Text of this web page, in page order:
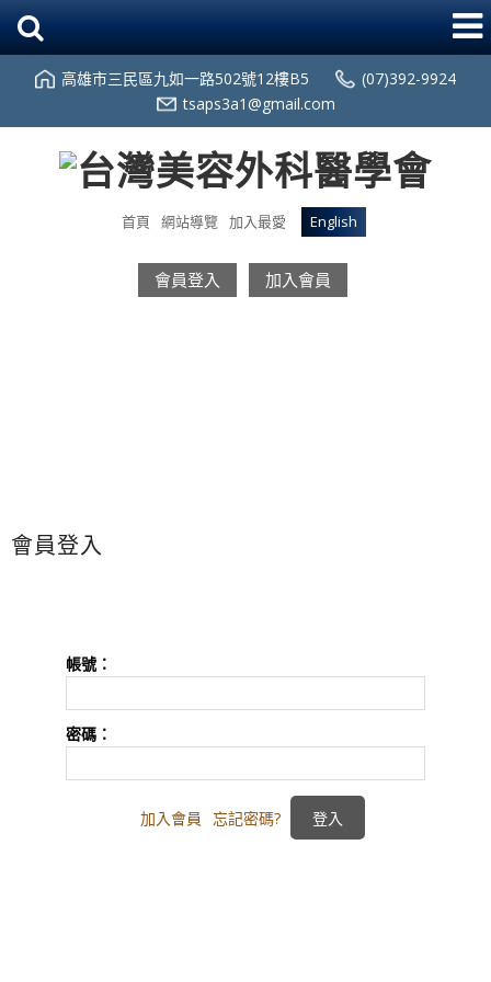
高雄市三民區九如一路502號12樓B5
(07)392-9924
tsaps3a1@gmail.com
首頁 網站導覽 加入最愛 English
會員登入 加入會員
會員登入
帳號：
密碼：
加入會員 忘記密碼?